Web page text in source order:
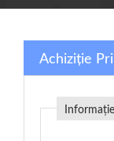
Achiziție